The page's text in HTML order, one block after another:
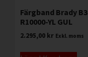
Färgband Brady
R10000-YL GUL
2.295,00 kr Exkl. moms